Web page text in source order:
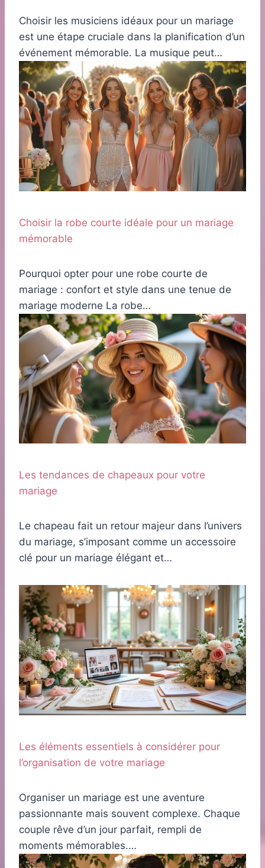
Choisir les musiciens idéaux pour un mariage
est une étape cruciale dans la planification d’un
événement mémorable. La musique peut…
Choisir la robe courte idéale pour un mariage
mémorable
Pourquoi opter pour une robe courte de
mariage : confort et style dans une tenue de
mariage moderne La robe…
Les tendances de chapeaux pour votre
mariage
Le chapeau fait un retour majeur dans l’univers
du mariage, s’imposant comme un accessoire
clé pour un mariage élégant et…
Les éléments essentiels à considérer pour
l’organisation de votre mariage
Organiser un mariage est une aventure
passionnante mais souvent complexe. Chaque
couple rêve d’un jour parfait, rempli de
moments mémorables.…